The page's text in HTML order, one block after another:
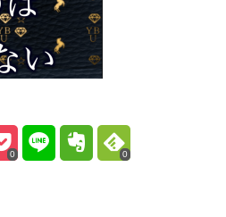
0 0